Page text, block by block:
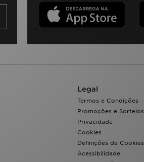
Legal
Termos e Condições
Promoções e Sorteios
Privacidade
Cookies
Definições de Cookies
Acessibilidade